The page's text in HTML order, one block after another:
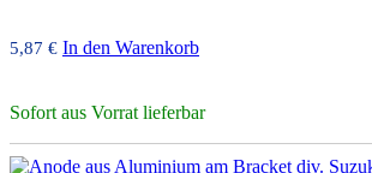
5,87 € In den Warenkorb
Sofort aus Vorrat lieferbar